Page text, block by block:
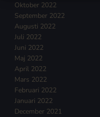
Oktober 2022
September 2022
Augusti 2022
Juli 2022
Juni 2022
Maj 2022
April 2022
Mars 2022
Februari 2022
Januari 2022
December 2021